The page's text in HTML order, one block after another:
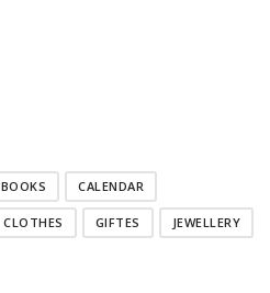
BOOKS CALENDAR
CLOTHES GIFTES JEWELLERY